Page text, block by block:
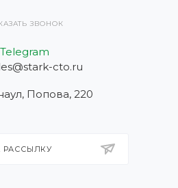
ЗВОНОК
Telegram
cto.ru
Попова, 220